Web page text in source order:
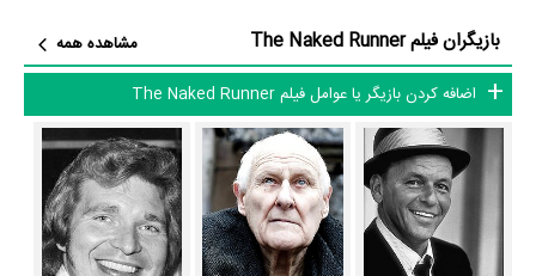
و مدیریت آنها کار بسیار دشواری بوده است؛ باید بررسی کرد آیاSidney J.
Furie
Naked Runner توانسته‌اند در این زمینه موفق باشند و بازی‌های درخشانی را
نمایش دهند؟
از دیگر بازیگران فیلم The Naked Runner می‌توان به
Edward Foxدر
نقش Ritchie Jackson،
J.A.B. Dubin-Behrmann
در نقش Joseph و
Michael Newport
در نقش Patrick Laker اشاره کرد.
بازیگران فیلم The Naked Runner
مشاهده همه
اضافه کردن بازیگر یا عوامل فیلم The Naked Runner